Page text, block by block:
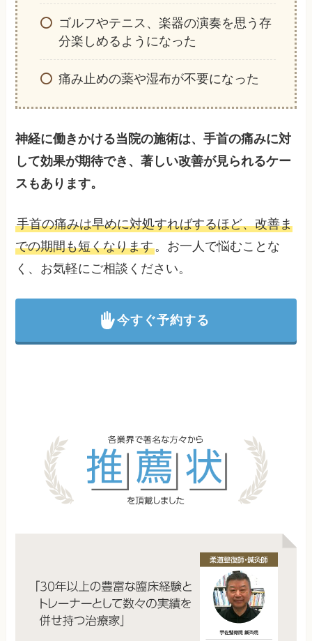
ゴルフやテニス、楽器の演奏を思う存
分楽しめるようになった
痛み止めの薬や湿布が不要になった
神経に働きかける当院の施術は、手首の痛みに対
して効果が期待でき、著しい改善が見られるケー
スもあります。
手首の痛みは早めに対処すればするほど、改善ま
での期間も短くなります。お一人で悩むことな
く、お気軽にご相談ください。
今すぐ予約する